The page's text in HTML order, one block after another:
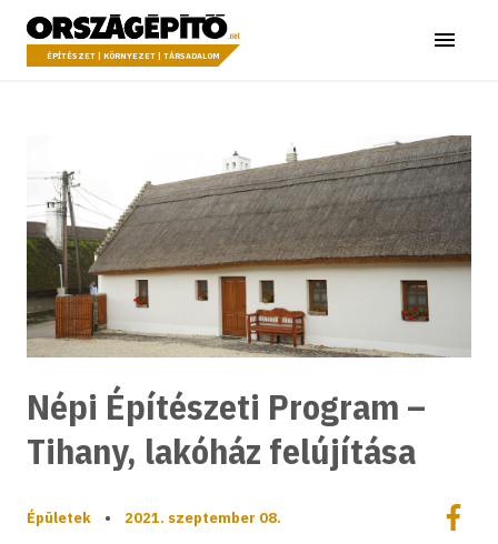
a tartalomhoz
Országépítő
ÉPÍTÉSZET | KÖRNYEZET | TÁRSADALOM Menü
Népi Építészeti Program –
Tihany, lakóház felújítása
Épületek • 2021. szeptember 08.